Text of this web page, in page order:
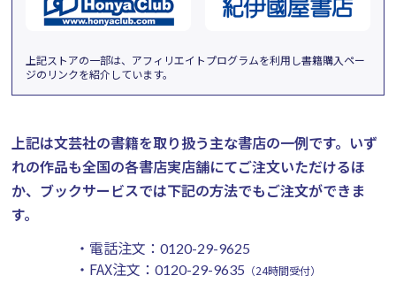
上記ストアの一部は、アフィリエイトプログラムを利用し書籍購入ペー
ジのリンクを紹介しています。
上記は文芸社の書籍を取り扱う主な書店の一例です。 いず
れの作品も全国の各書店実店舗にてご注文いただけるほ
か、ブックサービスでは下記の方法でもご注文ができま
す。
・電話注文： 0120-29-9625
・FAX注文： 0120-29-9635 （24時間受付）